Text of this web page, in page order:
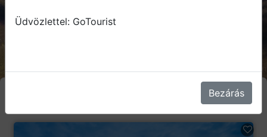
Üdvözlettel: GoTourist
Bezárás
TÉRKÉP